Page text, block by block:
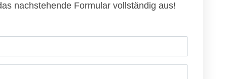
nachstehende Formular vollständig aus!